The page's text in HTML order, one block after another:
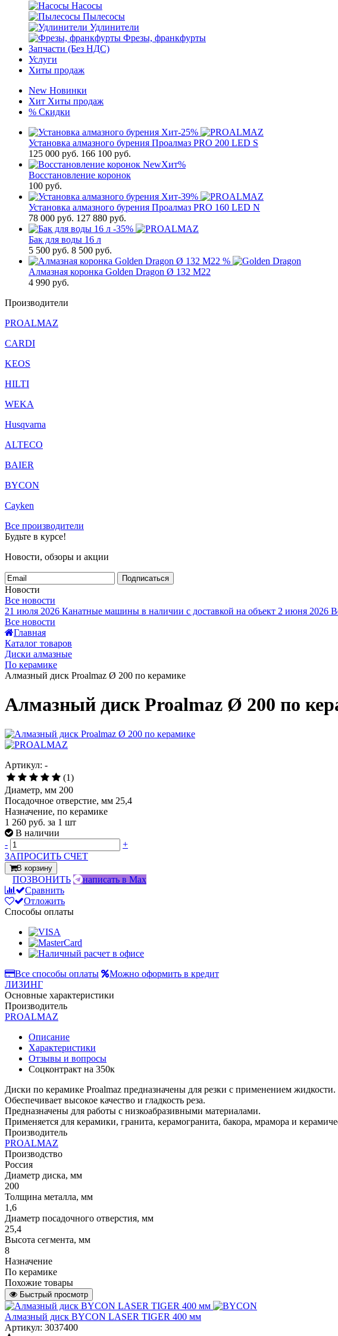
Насосы
Пылесосы
Удлинители
Фрезы, франкфурты
Запчасти (Без НДС)
Услуги
Хиты продаж
New Новинки
Хит Хиты продаж
% Скидки
Хит-25%
Установка алмазного бурения Проалмаз PRO 200 LED S
125 000 руб. 166 100 руб.
NewХит%
Восстановление коронок
100 руб.
Хит-39%
Установка алмазного бурения Проалмаз PRO 160 LED N
78 000 руб. 127 880 руб.
-35%
Бак для воды 16 л
5 500 руб. 8 500 руб.
%
Алмазная коронка Golden Dragon Ø 132 М22
4 990 руб.
Производители
PROALMAZ
CARDI
KEOS
HILTI
WEKA
Husqvarna
ALTECO
BAIER
BYCON
Cayken
Все производители
Будьте в курсе!
Новости, обзоры и акции
Подписаться
Новости
Все новости
21 июля 2026 Канатные машины в наличии с доставкой на объект 2 июня 2026
Все новости
Главная
Каталог товаров
Диски алмазные
По керамике
Алмазный диск Proalmaz Ø 200 по керамике
Алмазный диск Proalmaz Ø 200 по
Артикул: -
(1)
Диаметр, мм 200
Посадочное отверстие, мм 25,4
Назначение, по керамике
1 260 руб. за 1 шт
В наличии
-
+
ЗАПРОСИТЬ СЧЕТ
В корзину
ПОЗВОНИТЬ
написать в Max
Сравнить
Отложить
Способы оплаты
Все способы оплаты
Можно оформить в кредит
ЛИЗИНГ
Основные характеристики
Производитель
PROALMAZ
Описание
Характеристики
Отзывы и вопросы
Соцконтракт на 350к
Диски по керамике Proalmaz предназначены для резки с применением жидкости.
Обеспечивает высокое качество и гладкость реза.
Предназначены для работы с низкоабразивными материалами.
Применяется для керамики, гранита, керамогранита, бакора, мрамора и
Производитель
PROALMAZ
Производство
Россия
Диаметр диска, мм
200
Толщина металла, мм
1,6
Диаметр посадочного отверстия, мм
25,4
Высота сегмента, мм
8
Назначение
По керамике
Похожие товары
Быстрый просмотр
Алмазный диск BYCON LASER TIGER 400 мм
Артикул: 3037400